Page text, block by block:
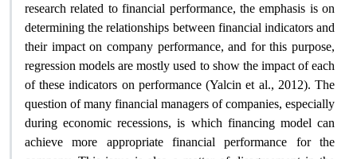
research related to financial performance, the emphasis is on
determining the relationships between financial indicators and
their impact on company performance, and for this purpose,
regression models are mostly used to show the impact of each
of these indicators on performance (Yalcin et al., 2012). The
question of many financial managers of companies, especially
during economic recessions, is which financing model can
achieve more appropriate financial performance for the